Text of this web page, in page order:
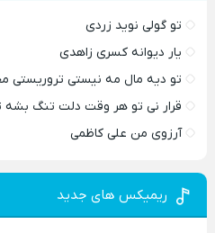
تو گولی نوید زردی
یار دیوانه کسری زاهدی
تو دیه مال مه نیستی تروریستی
قرار نی تو هر وقت دلت تنگ
آرزوی من علی کاظمی
ریمیکس های جدید